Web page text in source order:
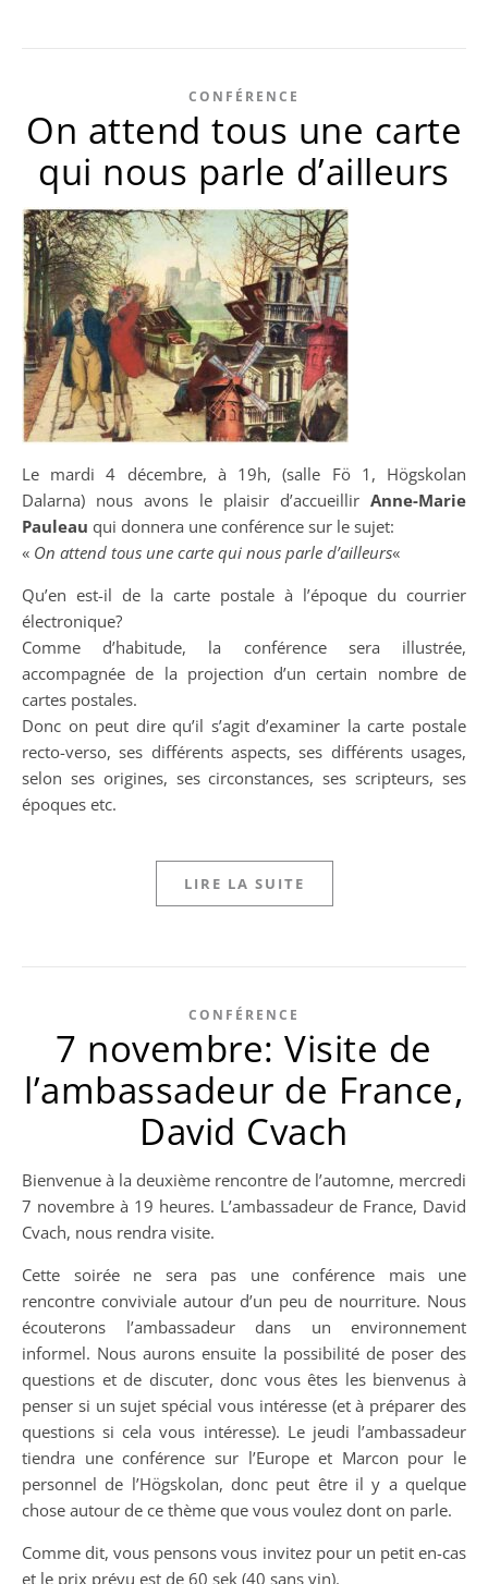
CONFÉRENCE
On attend tous une carte
qui nous parle d’ailleurs
Le mardi 4 décembre, à 19h, (salle Fö 1, Högskolan
Dalarna) nous avons le plaisir d’accueillir Anne-Marie
Pauleau qui donnera une conférence sur le sujet:
« On attend tous une carte qui nous parle d’ailleurs«
Qu’en est-il de la carte postale à l’époque du courrier
électronique?
Comme d’habitude, la conférence sera illustrée,
accompagnée de la projection d’un certain nombre de
cartes postales.
Donc on peut dire qu’il s’agit d’examiner la carte postale
recto-verso, ses différents aspects, ses différents usages,
selon ses origines, ses circonstances, ses scripteurs, ses
époques etc.
LIRE LA SUITE
CONFÉRENCE
7 novembre: Visite de
l’ambassadeur de France,
David Cvach
Bienvenue à la deuxième rencontre de l’automne, mercredi
7 novembre à 19 heures. L’ambassadeur de France, David
Cvach, nous rendra visite.
Cette soirée ne sera pas une conférence mais une
rencontre conviviale autour d’un peu de nourriture. Nous
écouterons l’ambassadeur dans un environnement
informel. Nous aurons ensuite la possibilité de poser des
questions et de discuter, donc vous êtes les bienvenus à
penser si un sujet spécial vous intéresse (et à préparer des
questions si cela vous intéresse). Le jeudi l’ambassadeur
tiendra une conférence sur l’Europe et Marcon pour le
personnel de l’Högskolan, donc peut être il y a quelque
chose autour de ce thème que vous voulez dont on parle.
Comme dit, vous pensons vous invitez pour un petit en-cas
et le prix prévu est de 60 sek (40 sans vin).